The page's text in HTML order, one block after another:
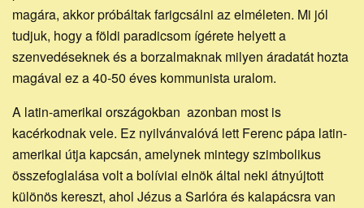
magára, akkor próbáltak farigcsálni az elméleten. Mi jól
tudjuk, hogy a földi paradicsom ígérete helyett a
szenvedéseknek és a borzalmaknak milyen áradatát hozta
magával ez a 40-50 éves kommunista uralom.
A latin-amerikai országokban azonban most is
kacérkodnak vele. Ez nyilvánvalóvá lett Ferenc pápa latin-
amerikai útja kapcsán, amelynek mintegy szimbolikus
összefoglalása volt a bolíviai elnök által neki átnyújtott
különös kereszt, ahol Jézus a Sarlóra és kalapácsra van